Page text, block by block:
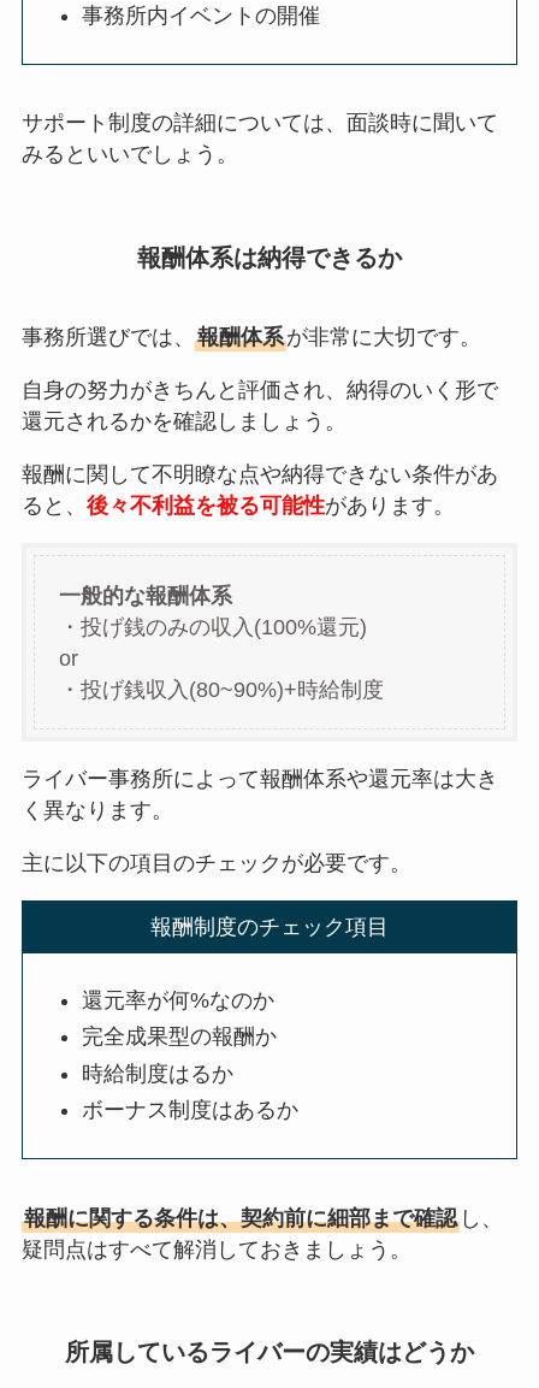
事務所内イベントの開催
サポート制度の詳細については、面談時に聞いて
みるといいでしょう。
報酬体系は納得できるか
事務所選びでは、 報酬体系が非常に大切です。
自身の努力がきちんと評価され、納得のいく形で
還元されるかを確認しましょう。
報酬に関して不明瞭な点や納得できない条件があ
ると、 後々不利益を被る可能性があります。
一般的な報酬体系
・投げ銭のみの収入(100%還元)
or
・投げ銭収入(80~90%)+時給制度
ライバー事務所によって報酬体系や還元率は大き
く異なります。
主に以下の項目のチェックが必要です。
報酬制度のチェック項目
還元率が何%なのか
完全成果型の報酬か
時給制度はるか
ボーナス制度はあるか
報酬に関する条件は、契約前に細部まで確認し、
疑問点はすべて解消しておきましょう。
所属しているライバーの実績はどうか